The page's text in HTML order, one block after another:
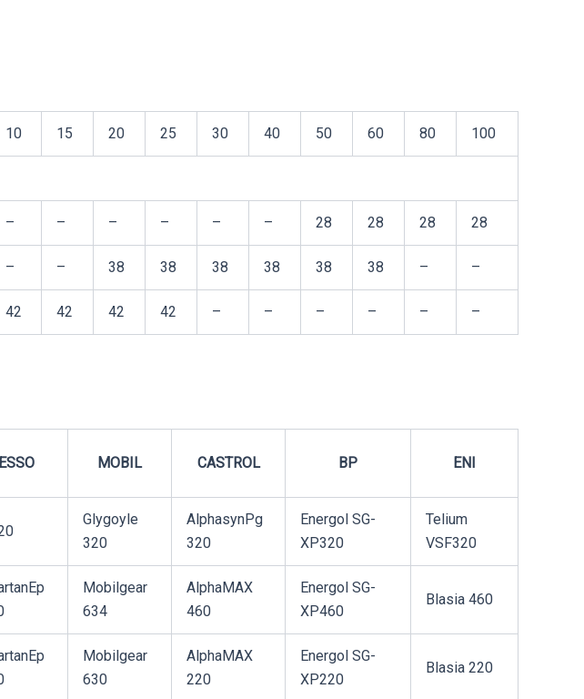
10 15 20 25 30 40 50 60 80 100
– – – – – – 28 28 28 28
– – 38 38 38 38 38 38 – –
42 42 42 42 – – – – – –
ESSO MOBIL CASTROL BP ENI
Glygoyle
320
AlphasynPg
320
Energol SG-
XP320
Telium
VSF320
Mobilgear
634
AlphaMAX
460
Energol SG-
XP460
Blasia 460
Mobilgear
630
AlphaMAX
220
Energol SG-
XP220
Blasia 220